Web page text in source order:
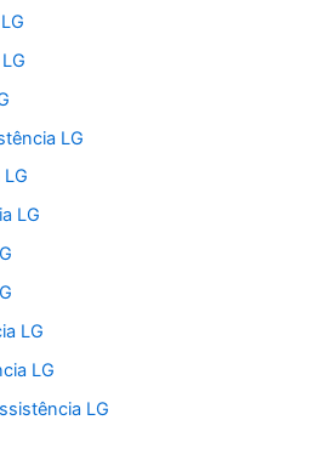
LG
LG
LG
LG
LG